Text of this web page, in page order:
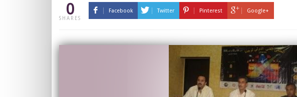
0
SHARES
Facebook Twitter Pinterest Google+